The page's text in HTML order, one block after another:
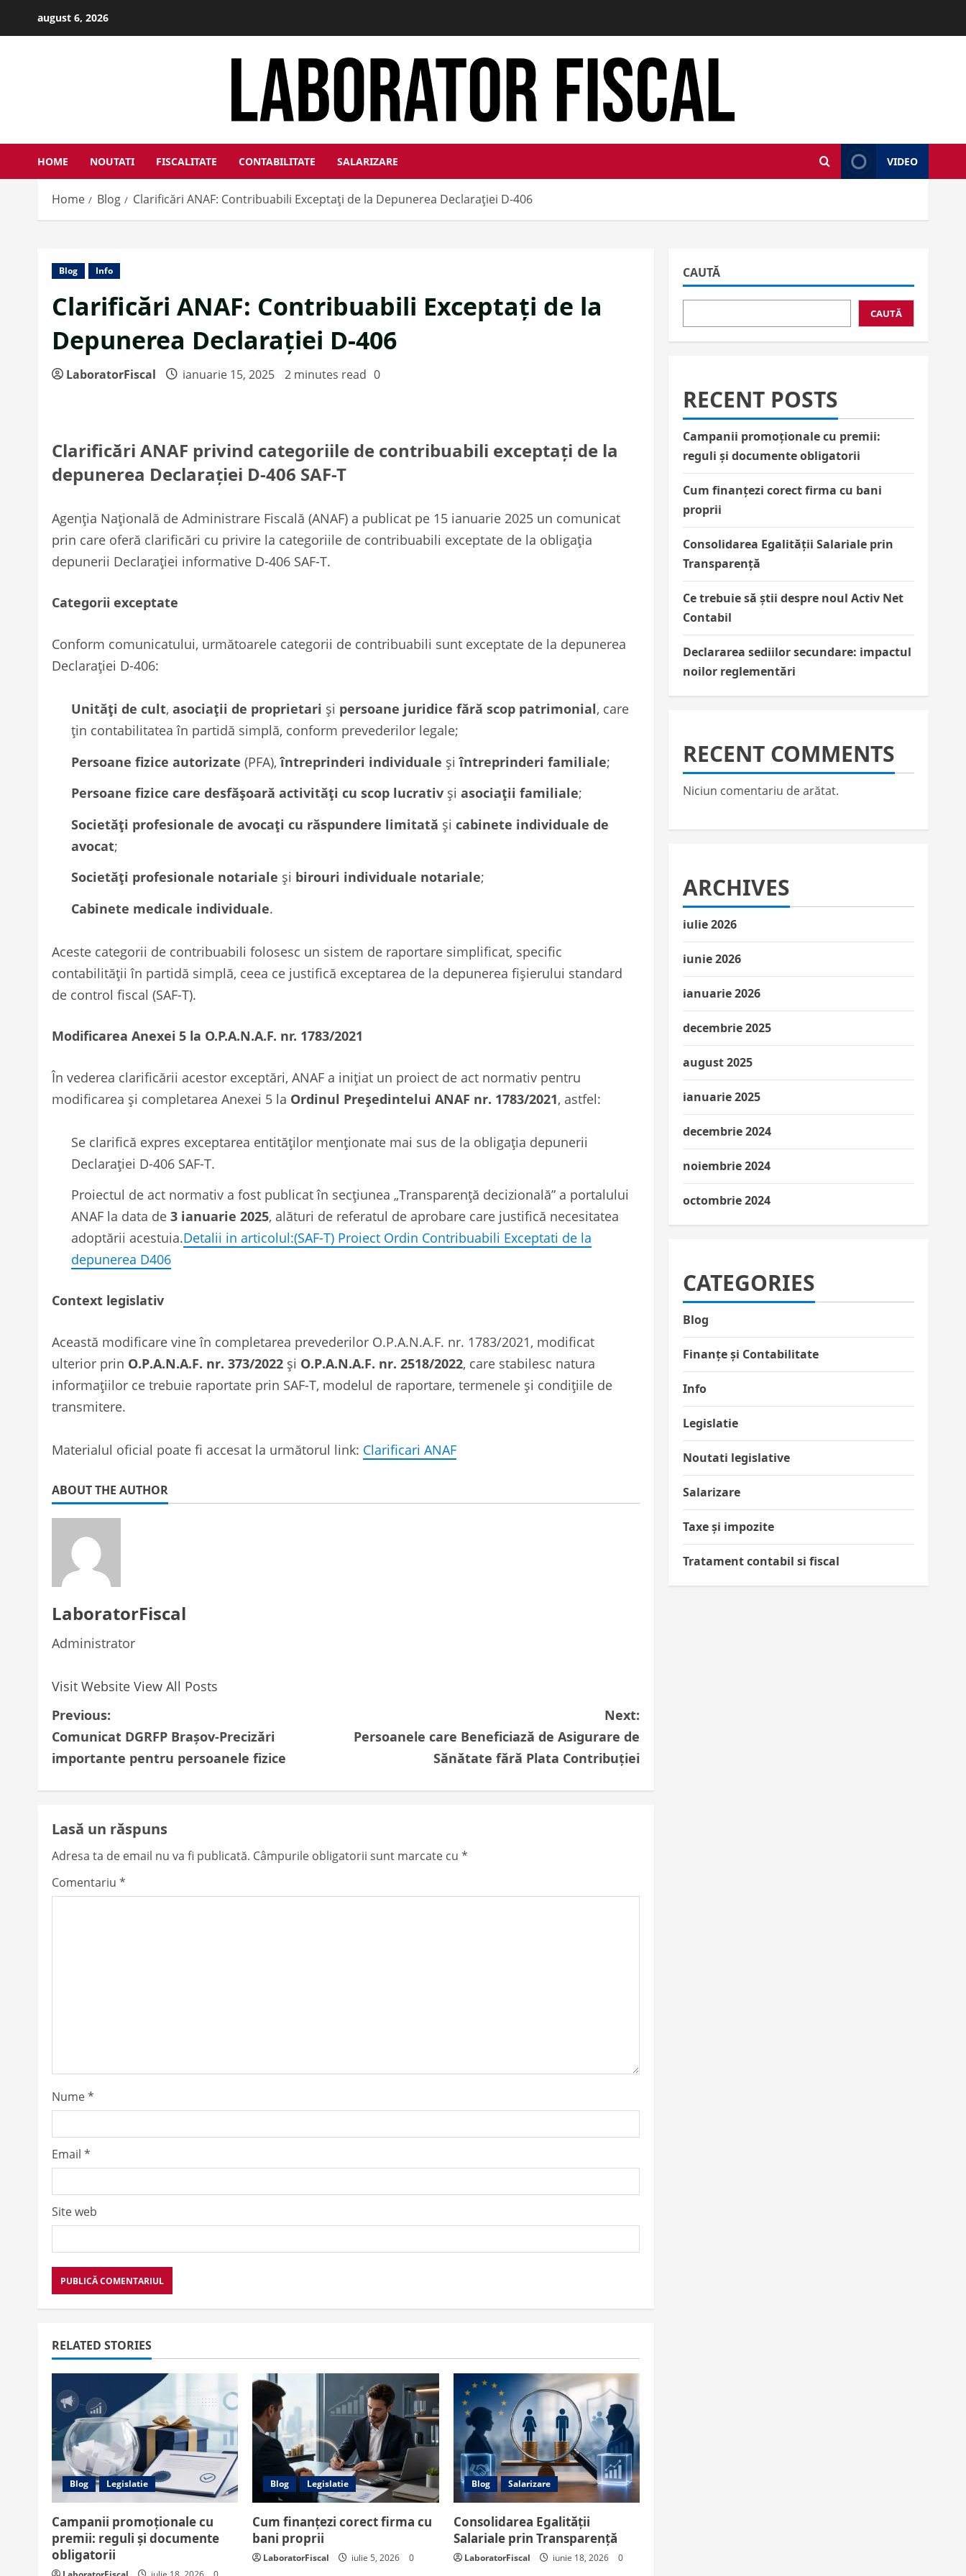
august 6, 2026
HOME NOUTATI FISCALITATE CONTABILITATE SALARIZARE VIDEO
Home Blog Clarificări ANAF: Contribuabili Exceptați de la Depunerea Declarației D-406
Blog Info
Clarificări ANAF: Contribuabili Exceptați de la
Depunerea Declarației D-406
LaboratorFiscal ianuarie 15, 2025 2 minutes read 0
Clarificări ANAF privind categoriile de contribuabili exceptați de la
depunerea Declarației D-406 SAF-T
Agenția Națională de Administrare Fiscală (ANAF) a publicat pe 15 ianuarie 2025 un comunicat
prin care oferă clarificări cu privire la categoriile de contribuabili exceptate de la obligația
depunerii Declarației informative D-406 SAF-T.
Categorii exceptate
Conform comunicatului, următoarele categorii de contribuabili sunt exceptate de la depunerea
Declarației D-406:
Unități de cult, asociații de proprietari și persoane juridice fără scop patrimonial, care
țin contabilitatea în partidă simplă, conform prevederilor legale;
Persoane fizice autorizate (PFA),întreprinderi individuale șiîntreprinderi familiale;
Persoane fizice care desfășoară activități cu scop lucrativ și asociații familiale;
Societăți profesionale de avocați cu răspundere limitată și cabinete individuale de
avocat;
Societăți profesionale notariale și birouri individuale notariale;
Cabinete medicale individuale.
Aceste categorii de contribuabili folosesc un sistem de raportare simplificat, specific
contabilității în partidă simplă, ceea ce justifică exceptarea de la depunerea fișierului standard
de control fiscal (SAF-T).
Modificarea Anexei 5 la O.P.A.N.A.F. nr. 1783/2021
În vederea clarificării acestor exceptări, ANAF a inițiat un proiect de act normativ pentru
modificarea și completarea Anexei 5 la Ordinul Președintelui ANAF nr. 1783/2021, astfel:
Se clarifică expres exceptarea entităților menționate mai sus de la obligația depunerii
Declarației D-406 SAF-T.
Proiectul de act normativ a fost publicat în secțiunea „Transparență decizională” a portalului
ANAF la data de 3 ianuarie 2025, alături de referatul de aprobare care justifică necesitatea
adoptării acestuia.Detalii in articolul:(SAF-T) Proiect Ordin Contribuabili Exceptati de la
depunerea D406
Context legislativ
Această modificare vine în completarea prevederilor O.P.A.N.A.F. nr. 1783/2021, modificat
ulterior prin O.P.A.N.A.F. nr. 373/2022 și O.P.A.N.A.F. nr. 2518/2022, care stabilesc natura
informațiilor ce trebuie raportate prin SAF-T, modelul de raportare, termenele și condițiile de
transmitere.
Materialul oficial poate fi accesat la următorul link: Clarificari ANAF
ABOUT THE AUTHOR
LaboratorFiscal
Administrator
Visit Website View All Posts
P
o
n
a
v
o
n
Previous:
Comunicat DGRFP Brașov-Precizări
importante pentru persoanele fizice
Next:
Persoanele care Beneficiază de Asigurare de
Sănătate fără Plata Contribuției
Lasă un răspuns
Adresa ta de email nu va fi publicată. Câmpurile obligatorii sunt marcate cu *
Comentariu *
Nume*
Email *
Site web
RELATED STORIES
Blog Legislatie
Campanii promoționale cu
premii: reguli și documente
obligatorii
Blog Legislatie
Cum finanțezi corect firma cu
bani proprii
LaboratorFiscal iulie 5, 2026 0
Blog Salarizare
Consolidarea Egalității
Salariale prin Transparență
LaboratorFiscal iunie 18, 2026 0
CAUTĂ
CAUTĂ
RECENT POSTS
Campanii promoționale cu premii:
reguli și documente obligatorii
Cum finanțezi corect firma cu bani
proprii
Consolidarea Egalității Salariale prin
Transparență
Ce trebuie să știi despre noul Activ Net
Contabil
Declararea sediilor secundare: impactul
noilor reglementări
RECENT COMMENTS
Niciun comentariu de arătat.
ARCHIVES
iulie 2026
iunie 2026
ianuarie 2026
decembrie 2025
august 2025
ianuarie 2025
decembrie 2024
noiembrie 2024
octombrie 2024
CATEGORIES
Blog
Finanțe și Contabilitate
Info
Legislatie
Noutati legislative
Salarizare
Taxe și impozite
Tratament contabil si fiscal